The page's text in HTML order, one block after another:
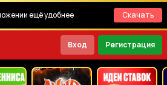
ещё удобнее Скачать
Вход Регистрация